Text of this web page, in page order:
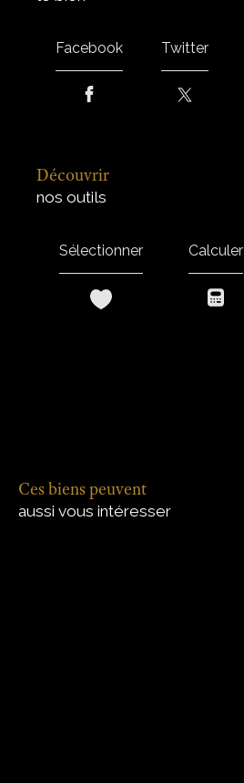
Facebook Twitter
découvrir
nos outils
Sélectionner Calculer
Ces biens peuvent
aussi vous intéresser